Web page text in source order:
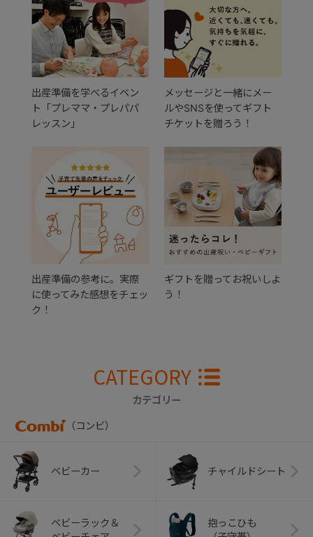
出産準備を学べるイベン
ト「プレママ・プレパパ
レッスン」
メッセージと一緒にメー
ルやSNSを使ってギフト
チケットを贈ろう！
出産準備の参考に。実際
に使ってみた感想をチェッ
ク！
ギフトを贈ってお祝いしよ
う！
CATEGORY
カテゴリー
（コンビ）
ベビーカー チャイルドシート
ベビーラック＆
抱っこひも